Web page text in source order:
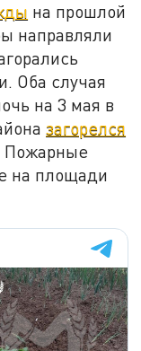
на прошлой
направляли
Оба случая
на 3 мая в
загорелся
Пожарные
на площади